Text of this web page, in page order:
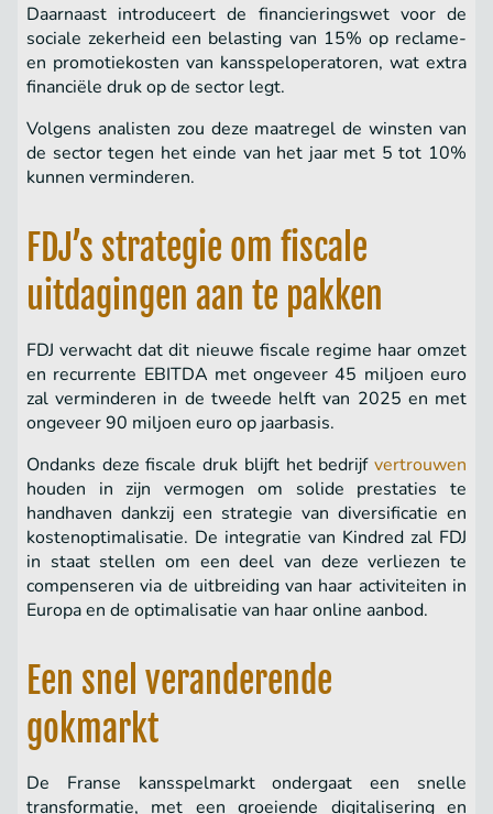
Daarnaast introduceert de financieringswet voor de
sociale zekerheid een belasting van 15% op reclame-
en promotiekosten van kansspeloperatoren, wat extra
financiële druk op de sector legt.
Volgens analisten zou deze maatregel de winsten van
de sector tegen het einde van het jaar met 5 tot 10%
kunnen verminderen.
FDJ’s strategie om fiscale
uitdagingen aan te pakken
FDJ verwacht dat dit nieuwe fiscale regime haar omzet
en recurrente EBITDA met ongeveer 45 miljoen euro
zal verminderen in de tweede helft van 2025 en met
ongeveer 90 miljoen euro op jaarbasis.
Ondanks deze fiscale druk blijft het bedrijf vertrouwen
houden in zijn vermogen om solide prestaties te
handhaven dankzij een strategie van diversificatie en
kostenoptimalisatie. De integratie van Kindred zal FDJ
in staat stellen om een deel van deze verliezen te
compenseren via de uitbreiding van haar activiteiten in
Europa en de optimalisatie van haar online aanbod.
Een snel veranderende
gokmarkt
De Franse kansspelmarkt ondergaat een snelle
transformatie, met een groeiende digitalisering en